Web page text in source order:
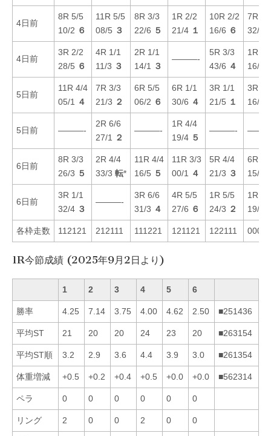
4日前
8R 5/5
10/2 ６
11R 5/5
08/5 ３
8R 3/3
22/6 ５
1R 2/2
21/4 １
10R 2/2
16/6 ６
7R 4/
32/4
4日前
3R 2/2
28/5 ６
4R 1/1
11/3 ３
2R 1/1
14/1
３
———-
5R 3/3
43/6 ４
1R 6/
16/2
5日前
11R 4/4
05/1
４
7R 3/3
21/3 ２
6R 5/5
06/2 ６
6R 1/1
30/6 ４
3R 1/1
21/5 １
3R 4/
16/3
5日前 ———-
2R 6/6
27/1
２
———-
1R 4/4
19/4 ５
———-
6日前
8R 3/3
26/3 ５
2R 4/4
33/3 転*
11R 4/4
16/5 ５
11R 3/3
00/1
４
5R 4/4
21/3 ３
6R 5/
15/5
6日前
3R 1/1
32/4 ３
———-
3R 6/6
31/3 ４
4R 5/5
27/6 ６
1R 5/5
24/3 ２
1R 6/
19/1
各枠走数 112121 212111 111221 121121 122111
1R今節成績 (2025年9月2日より)
1 2 3 4 5 6
勝率 4.25 7.14 3.75 4.00 4.62 2.50 ■251436
平均ST 21 20 20 24 23 20 ■263154
平均ST順 3.2 2.9 3.6 4.4 3.9 3.0 ■261354
体重増減 +0.5 +0.2 +0.4 +0.5 +0.0 +0.0 ■562314
ペラ 0 0 0 0 0 0
リング 2 0 0 2 0 0